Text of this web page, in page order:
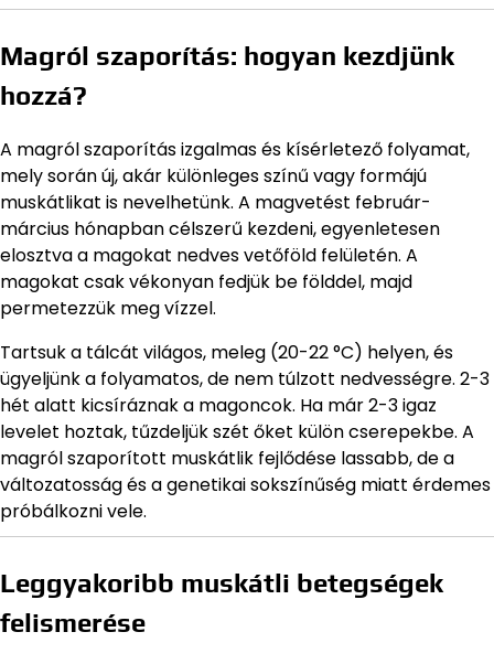
Magról szaporítás: hogyan kezdjünk
hozzá?
A magról szaporítás izgalmas és kísérletező folyamat,
mely során új, akár különleges színű vagy formájú
muskátlikat is nevelhetünk. A magvetést február-
március hónapban célszerű kezdeni, egyenletesen
elosztva a magokat nedves vetőföld felületén. A
magokat csak vékonyan fedjük be földdel, majd
permetezzük meg vízzel.
Tartsuk a tálcát világos, meleg (20-22 °C) helyen, és
ügyeljünk a folyamatos, de nem túlzott nedvességre. 2-3
hét alatt kicsíráznak a magoncok. Ha már 2-3 igaz
levelet hoztak, tűzdeljük szét őket külön cserepekbe. A
magról szaporított muskátlik fejlődése lassabb, de a
változatosság és a genetikai sokszínűség miatt érdemes
próbálkozni vele.
Leggyakoribb muskátli betegségek
felismerése